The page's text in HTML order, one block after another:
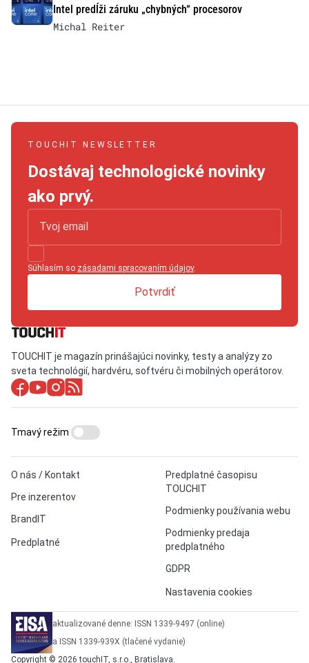
Intel predĺži záruku „chybných“ procesorov
Michal Reiter
TOUCHIT NEWSLETTER
Dostávaj technologické novinky
ako prvý.
Súhlasím so zásadami spracovaním údajov.
Potvrdiť
TOUCHIT je magazín prinášajúci novinky, testy a analýzy zo
sveta technológií, hardvéru, softvéru či mobilných operátorov.
O nás / Kontakt
Pre inzerentov
BrandIT
Predplatné
Predplatné časopisu
TOUCHIT
Podmienky používania webu
Podmienky predaja
predplatného
GDPR
Nastavenia cookies
Tmavý režim
aktualizované denne: ISSN 1339-9497 (online)
a ISSN 1339-939X (tlačené vydanie)
Copyright © 2026 touchIT, s.r.o., Bratislava.